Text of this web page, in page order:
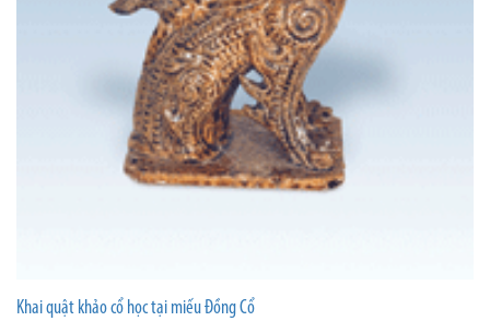
Khai quật khảo cổ học tại miếu Đồng Cổ